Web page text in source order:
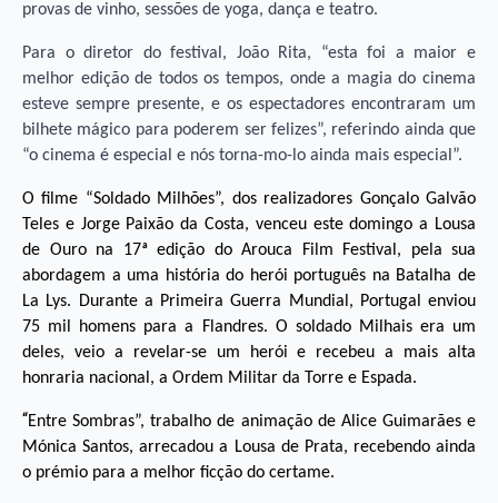
provas de vinho, sessões de yoga, dança e teatro.
Para o diretor do festival, João Rita, “esta foi a maior e
melhor edição de todos os tempos, onde a magia do cinema
esteve sempre presente, e os espectadores encontraram um
bilhete mágico para poderem ser felizes”, referindo ainda que
“o cinema é especial e nós torna-mo-lo ainda mais especial”.
O filme “Soldado Milhões”, dos realizadores Gonçalo Galvão
Teles e Jorge Paixão da Costa, venceu este domingo a Lousa
de Ouro na 17ª edição do Arouca Film Festival, pela sua
abordagem a uma história do herói português na Batalha de
La Lys. Durante a Primeira Guerra Mundial, Portugal enviou
75 mil homens para a Flandres. O soldado Milhais era um
deles, veio a revelar-se um herói e recebeu a mais alta
honraria nacional, a Ordem Militar da Torre e Espada.
“Entre Sombras”, trabalho de animação de Alice Guimarães e
Mónica Santos, arrecadou a Lousa de Prata, recebendo ainda
o prémio para a melhor ficção do certame.